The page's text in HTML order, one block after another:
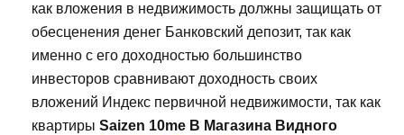
как вложения в недвижимость должны защищать от
обесценения денег Банковский депозит, так как
именно с его доходностью большинство
инвесторов сравнивают доходность своих
вложений Индекс первичной недвижимости, так как
квартиры Saizen 10me В Магазина Видного